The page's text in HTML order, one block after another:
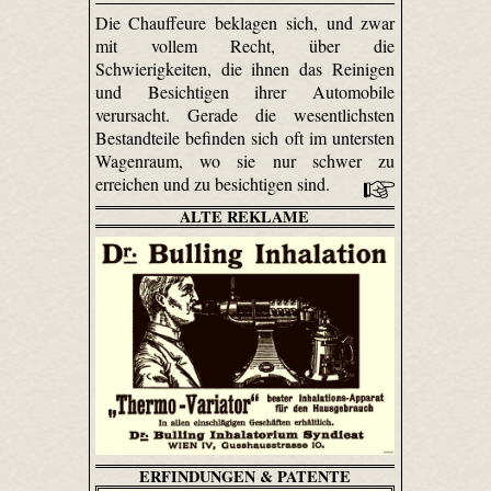
Die Chauffeure beklagen sich, und zwar
mit vollem Recht, über die
Schwierigkeiten, die ihnen das Reinigen
und Besichtigen ihrer Automobile
verursacht. Gerade die wesentlichsten
Bestandteile befinden sich oft im untersten
Wagenraum, wo sie nur schwer zu
erreichen und zu besichtigen sind.
ALTE REKLAME
ERFINDUNGEN & PATENTE